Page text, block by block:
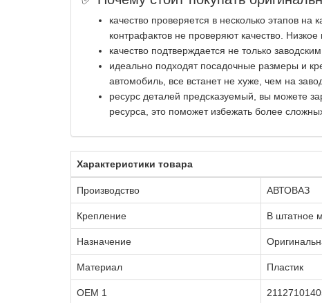
качество проверяется в несколько этапов
контрафактов не проверяют качество.
качество подтверждается не только
идеально подходят посадочные размеры и
автомобиль, все встанет не хуже, чем на
ресурс деталей предсказуемый, вы можете
ресурса, это поможет избежать более
Характеристики товара
Производство АВТОВАЗ
Крепление В штатное
Назначение
Материал Пластик
OEM 1